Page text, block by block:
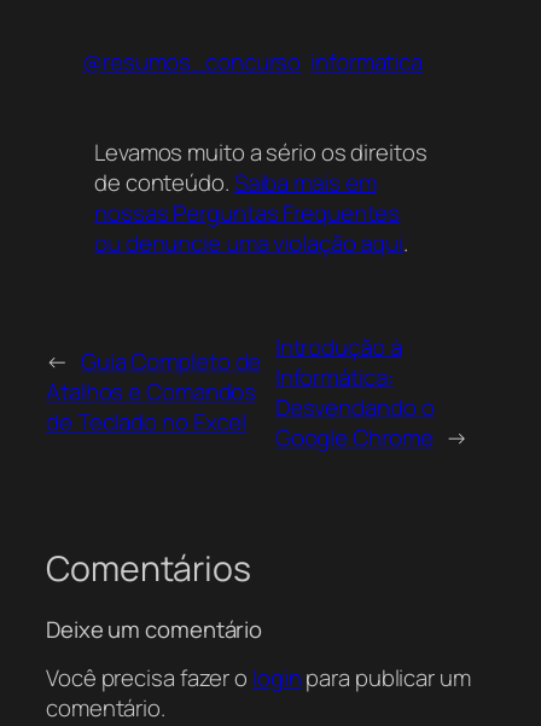
@resumos_concurso informatica
Levamos muito a sério os direitos
de conteúdo.Saiba mais em
nossas Perguntas Frequentes
ou denuncie uma violação aqui.
← Guia Completo de
Atalhos e Comandos
de Teclado no Excel
Introdução à
Informática:
Desvendando o
Google Chrome →
Comentários
Deixe um comentário
Você precisa fazer o loginpara publicar um
comentário.